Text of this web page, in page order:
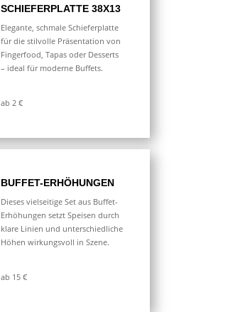
SCHIEFERPLATTE 38X13
Elegante, schmale Schieferplatte
für die stilvolle Präsentation von
Fingerfood, Tapas oder Desserts
– ideal für moderne Buffets.
ab 2 €
BUFFET-ERHÖHUNGEN
Dieses vielseitige Set aus Buffet-
Erhöhungen setzt Speisen durch
klare Linien und unterschiedliche
Höhen wirkungsvoll in Szene.
ab 15 €